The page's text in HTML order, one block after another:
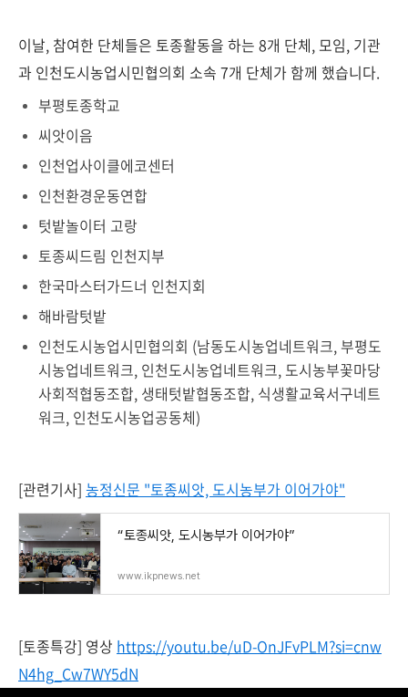
이날, 참여한 단체들은 토종활동을 하는 8개 단체, 모임, 기관
과 인천도시농업시민협의회 소속 7개 단체가 함께 했습니다.
부평토종학교
씨앗이음
인천업사이클에코센터
인천환경운동연합
텃밭놀이터 고랑
토종씨드림 인천지부
한국마스터가드너 인천지회
해바람텃밭
인천도시농업시민협의회 (남동도시농업네트워크, 부평도
시농업네트워크, 인천도시농업네트워크, 도시농부꽃마당
사회적협동조합, 생태텃밭협동조합, 식생활교육서구네트
워크, 인천도시농업공동체)
[관련기사] 농정신문 "토종씨앗, 도시농부가 이어가야"
“토종씨앗, 도시농부가 이어가야”
www.ikpnews.net
[토종특강] 영상 https://youtu.be/uD-OnJFvPLM?si=cnw
N4hg_Cw7WY5dN